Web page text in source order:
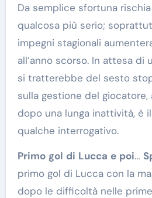
Da semplice sfortuna
qualcosa più serio;
impegni stagionali
all’anno scorso. In attesa di
si tratterebbe del sesto
sulla gestione del giocatore,
dopo una lunga inattività, è
qualche interrogativo.
Primo gol di Lucca e poi…
primo gol di Lucca con la
dopo le difficoltà nelle